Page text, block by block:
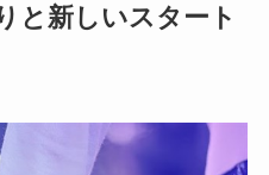
と新しいスタート